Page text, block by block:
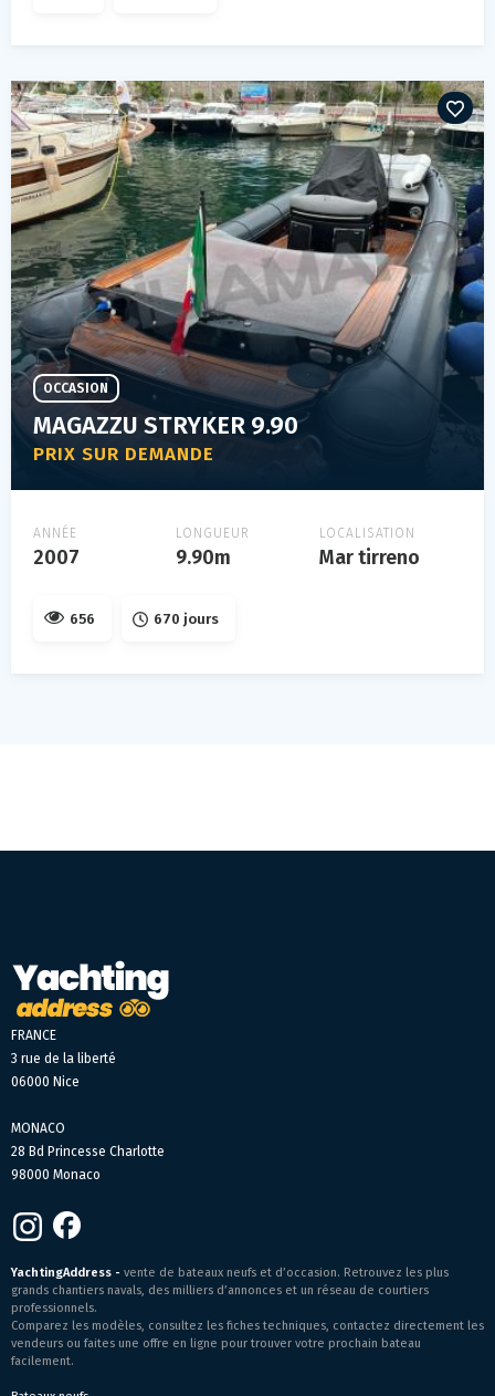
MAGAZZU STRYKER 9.90
PRIX SUR DEMANDE
OCCASION
ANNÉE
2007
LONGUEUR
9.90m
LOCALISATION
Mar tirreno
656 670 jours
FRANCE
3 rue de la liberté
06000 Nice
MONACO
28 Bd Princesse Charlotte
98000 Monaco
YachtingAddress - vente de bateaux neufs et d’occasion. Retrouvez les plus
grands chantiers navals, des milliers d’annonces et un réseau de courtiers
professionnels.
Comparez les modèles, consultez les fiches techniques, contactez directement les
vendeurs ou faites une offre en ligne pour trouver votre prochain bateau
facilement.